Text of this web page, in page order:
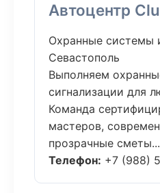
Автоцентр
Охранные системы
Севастополь
Выполняем
сигнализации для
Команда
мастеров,
прозрачные
Телефон: +7 (988)